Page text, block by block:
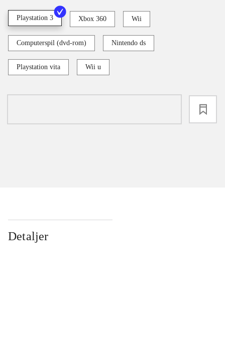
Playstation 3 Xbox 360 Wii
Computerspil (dvd-rom) Nintendo ds
Playstation vita Wii u
Detaljer